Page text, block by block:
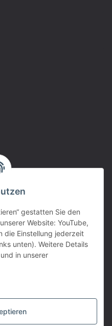
gestatten Sie den
Website: YouTube,
die Einstellung jederzeit
unten). Weitere Details
und in unserer